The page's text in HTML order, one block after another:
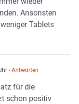
Ansonsten
Tablets
- Antworten
für die
schon positiv